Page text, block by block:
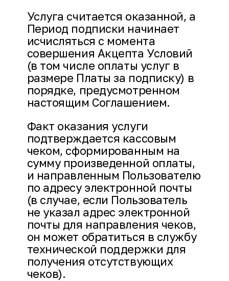
Услуга считается оказанной, а
Период подписки начинает
исчисляться с момента
совершения Акцепта Условий
(в том числе оплаты услуг в
размере Платы за подписку) в
порядке, предусмотренном
настоящим Соглашением.
Факт оказания услуги
подтверждается кассовым
чеком, сформированным на
сумму произведенной оплаты,
и направленным Пользователю
по адресу электронной почты
(в случае, если Пользователь
не указал адрес электронной
почты для направления чеков,
он может обратиться в службу
технической поддержки для
получения отсутствующих
чеков).